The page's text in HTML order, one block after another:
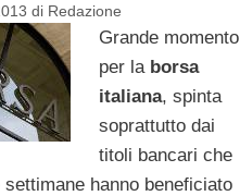
di Redazione
Grande momento
per la borsa
italiana, spinta
soprattutto dai
titoli bancari che
settimane hanno beneficiato